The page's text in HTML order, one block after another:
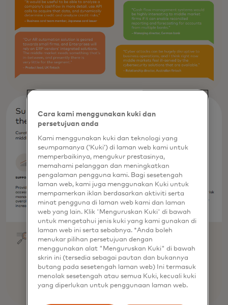
Cara kami menggunakan kuki dan
persetujuan anda
Kami menggunakan kuki dan teknologi yang
seumpamanya (‘Kuki’) di laman web kami untuk
memperbaikinya, mengukur prestasinya,
memahami pelanggan dan meningkatkan
pengalaman pengguna kami. Bagi sesetengah
laman web, kami juga menggunakan Kuki untuk
mempamerkan iklan berdasarkan aktiviti serta
minat pengguna di laman web kami dan laman
web yang lain. Klik 'Menguruskan Kuki' di bawah
untuk mengetahui jenis kuki yang kami gunakan di
laman web ini serta sebabnya. *Anda boleh
menukar pilihan persetujuan dengan
menggunakan alat "Menguruskan Kuki" di bawah
skrin ini (tersedia sebagai pautan dan bukannya
butang pada sesetengah laman web) Ini termasuk
menolak sesetengah atau semua Kuki, kecuali kuki
yang diperlukan untuk penggunaan laman web.